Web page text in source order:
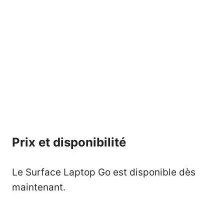
Prix et disponibilité
Le Surface Laptop Go est disponible dès
maintenant.